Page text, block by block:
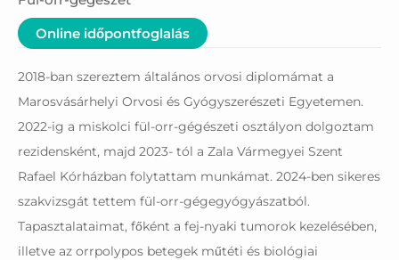
Online időpontfoglalás
2018-ban szereztem általános orvosi diplomámat a
Marosvásárhelyi Orvosi és Gyógyszerészeti Egyetemen.
2022-ig a miskolci fül-orr-gégészeti osztályon dolgoztam
rezidensként, majd 2023- tól a Zala Vármegyei Szent
Rafael Kórházban folytattam munkámat. 2024-ben sikeres
szakvizsgát tettem fül-orr-gégegyógyászatból.
Tapasztalataimat, főként a fej-nyaki tumorok kezelésében,
illetve az orrpolypos betegek műtéti és biológiai